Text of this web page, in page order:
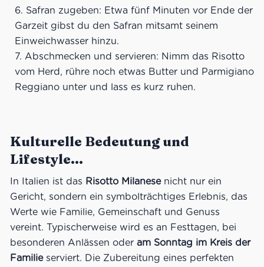
Safran zugeben: Etwa fünf Minuten vor Ende der
Garzeit gibst du den Safran mitsamt seinem
Einweichwasser hinzu.
Abschmecken und servieren: Nimm das Risotto
vom Herd, rühre noch etwas Butter und Parmigiano
Reggiano unter und lass es kurz ruhen.
Kulturelle Bedeutung und
Lifestyle…
In Italien ist das Risotto Milanesenicht nur ein
Gericht, sondern ein symbolträchtiges Erlebnis, das
Werte wie Familie, Gemeinschaft und Genuss
vereint. Typischerweise wird es an Festtagen, bei
besonderen Anlässen oder am Sonntag im Kreis der
Familieserviert. Die Zubereitung eines perfekten